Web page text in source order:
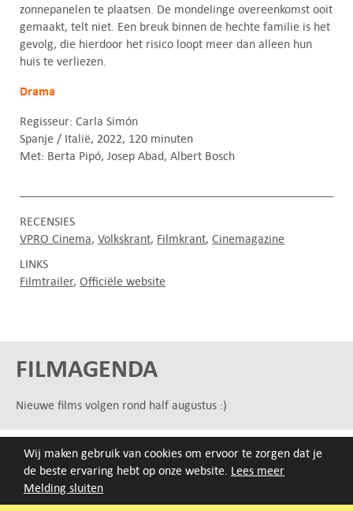
Melding sluiten
Wij maken gebruik van cookies om ervoor te zorgen dat je
de beste ervaring hebt op onze website. Lees meer
zonnepanelen te plaatsen. De mondelinge overeenkomst ooit
gemaakt, telt niet. Een breuk binnen de hechte familie is het
gevolg, die hierdoor het risico loopt meer dan alleen hun
huis te verliezen.
Drama
Regisseur: Carla Simón
Spanje / Italië, 2022, 120 minuten
Met: Berta Pipó, Josep Abad, Albert Bosch
RECENSIES
VPRO Cinema Volkskrant Filmkrant Cinemagazine
LINKS
Filmtrailer Officiële website
FILMAGENDA
Nieuwe films volgen rond half augustus :)
ARCHIEF
Druk op de beginletter van de titel of zoek op titel, regisseur
of jaar van eerste vertoning.